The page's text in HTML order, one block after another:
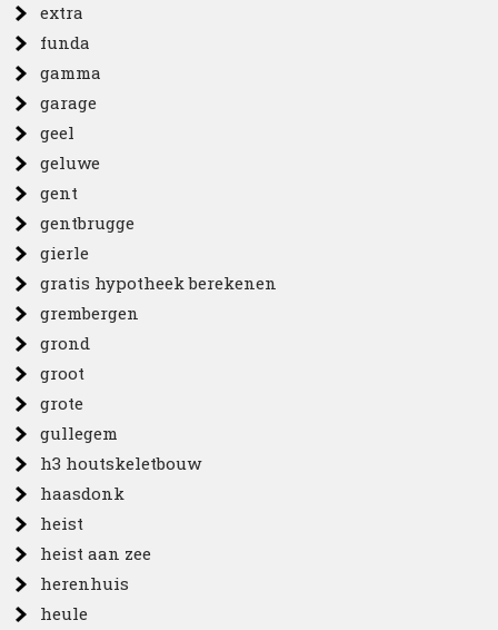
extra
funda
gamma
garage
geel
geluwe
gent
gentbrugge
gierle
gratis hypotheek berekenen
grembergen
grond
groot
grote
gullegem
h3 houtskeletbouw
haasdonk
heist
heist aan zee
herenhuis
heule